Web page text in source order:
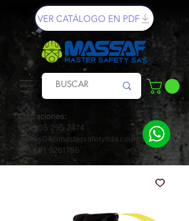
Cotizaciones:
+57 305 295 7474
ventas04@mastersafetyltda.com
+57 601 9261786
VER CATÁLOGO EN PDF